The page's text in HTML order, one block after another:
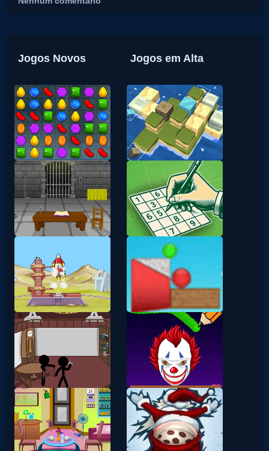
Jogos Novos Jogos em Alta